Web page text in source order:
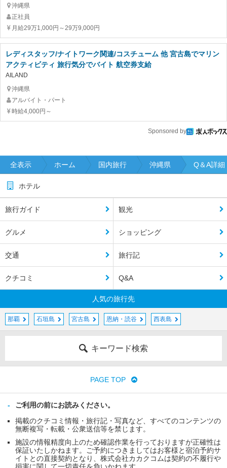
沖縄県
正社員
月給29万1,000円～29万9,000円
レディスタッフ/ナイトワーク関連/コスチューム 他 宮古島でマリン
アクティビティ 旅行気分でバイト 航空券支給
AILAND
沖縄県
アルバイト・パート
時給4,000円～
Sponsored by
全表示 ホーム 国内旅行 沖縄県 Q＆A詳細
ホテル
旅行ガイド 観光
グルメ ショッピング
交通 旅行記
クチコミ Q&A
人気の旅行先
那覇 石垣島 宮古島 恩納・読谷 西表島
キーワード検索
PAGE TOP
ご利用の前にお読みください。
掲載のクチコミ情報・旅行記・写真など、すべてのコンテンツの
無断複写・転載・公衆送信等を禁じます。
施設の情報精度向上のため確認作業を行っておりますが正確性は
保証いたしかねます。ご予約につきましてはお客様と宿泊予約サ
イトとの直接契約となり、株式会社カカクコムは契約の不履行や